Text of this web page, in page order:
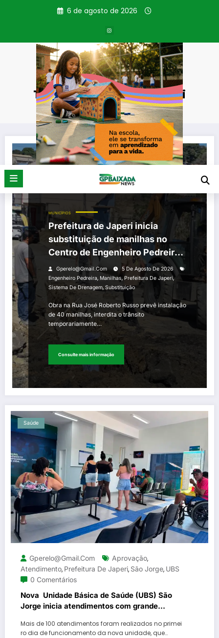
6 de agosto de 2026
Tag: Prefeitura de Japeri
Página inicial Prefeitura de Japeri
MUNICÍPIOS
Prefeitura de Japeri inicia
substituição de manilhas no
Centro de Engenheiro Pedreira
para reforçar sistema de
drenagem
Gperelo@gmail.com
5 De Agosto De 2026
Engenheiro Pedreira, Manilhas, Prefeitura De Japeri,
Sistema De Drenagem, Substituição
Obra na Rua José Roberto Russo prevê instalação
de 40 manilhas, interdita o trânsito
temporariamente…
Consulte mais informação
Saúde
Gperelo@gmail.com Aprovação,
Atendimento, Prefeitura De Japeri, São Jorge, UBS
0 Comentários
Nova Unidade Básica de Saúde (UBS) São
Jorge inicia atendimentos com grande
Japeri
Mais de 100 atendimentos foram realizados no primei
ro dia de funcionamento da nova unidade, que…